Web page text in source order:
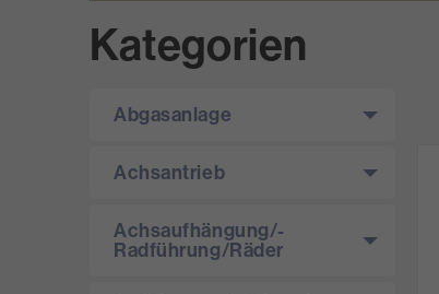
Kategorien
Abgasanlage
Achsantrieb
Achsaufhängung/­
Radführung/­Räder